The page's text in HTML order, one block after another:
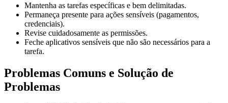
Mantenha as tarefas específicas e bem delimitadas.
Permaneça presente para ações sensíveis (pagamentos,
credenciais).
Revise cuidadosamente as permissões.
Feche aplicativos sensíveis que não são necessários para a
tarefa.
Problemas Comuns e Solução de
Problemas